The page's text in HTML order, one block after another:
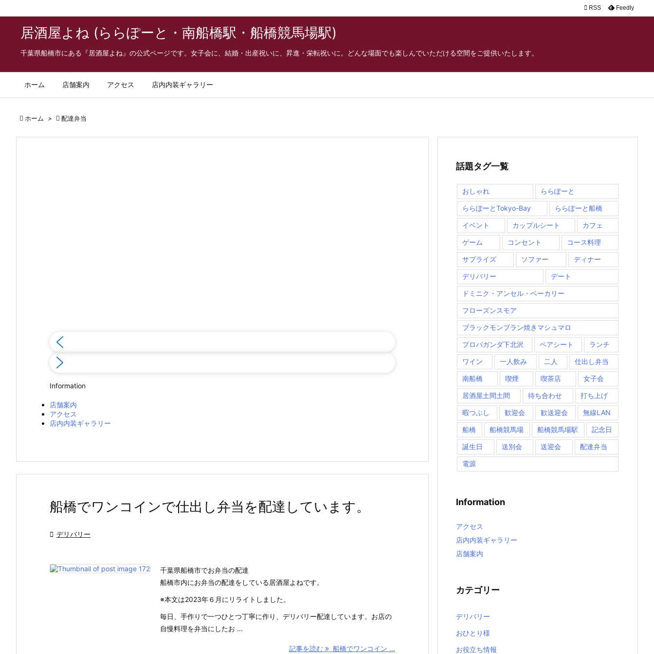
居酒屋よね (ららぽーと・南船橋駅・船橋競馬場駅)
千葉県船橋市にある『居酒屋よね』の公式ページです。女子会に、結婚・出産祝いに、昇進・栄転祝いに。どんな場面でも楽しんでいただける空間をご提供いたします。
ホーム 店舗案内 アクセス 店内内装ギャラリー
 RSS Feedly
 ホーム >  配達弁当
Information
店舗案内
アクセス
店内内装ギャラリー
船橋でワンコインで仕出し弁当を配達しています。
 デリバリー
千葉県船橋市でお弁当の配達
船橋市内にお弁当の配達をしている居酒屋よねです。
※本文は2023年６月にリライトしました。
毎日、手作りで一つひとつ丁寧に作り、デリバリー配達しています。お店の
自慢料理を弁当にしたお ...
記事を読む 船橋でワンコイン ...
話題タグ一覧
おしゃれ ららぽーと
ららぽーとTokyo-Bay ららぽーと船橋
イベント カップルシート カフェ
ゲーム コンセント コース料理
サプライズ ソファー ディナー
デリバリー デート
ドミニク・アンセル・ベーカリー
フローズンスモア
ブラックモンブラン焼きマシュマロ
プロパガンダ下北沢 ペアシート ランチ
ワイン 一人飲み 二人 仕出し弁当
南船橋 喫煙 喫茶店 女子会
居酒屋土間土間 待ち合わせ 打ち上げ
暇つぶし 歓迎会 歓送迎会 無線LAN
船橋 船橋競馬場 船橋競馬場駅 記念日
誕生日 送別会 送迎会 配達弁当
電源
Information
アクセス
店内内装ギャラリー
店舗案内
カテゴリー
デリバリー
おひとり様
お役立ち情報